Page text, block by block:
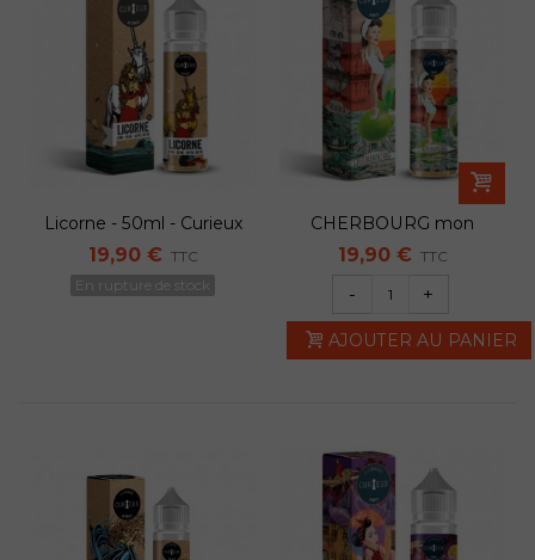
Licorne - 50ml - Curieux
19,90 € TTC
En rupture de stock
CHERBOURG mon
amour -50ml - Curieux
19,90 € TTC
- +
AJOUTER AU PANIER